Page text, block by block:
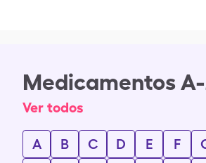
Medicamentos
Ver todos
A B C D E F